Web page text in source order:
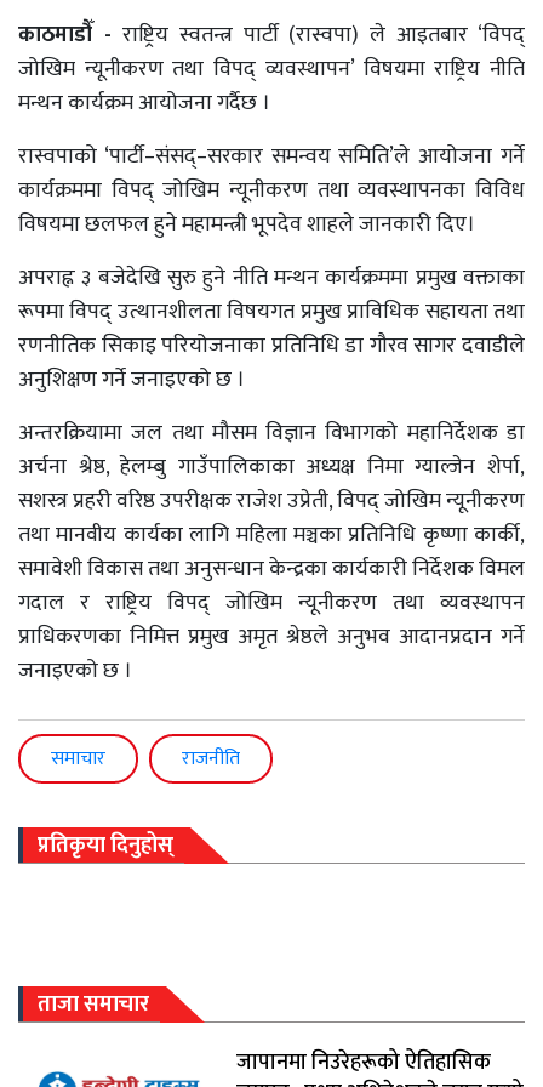
काठमाडौँ - राष्ट्रिय स्वतन्त्र पार्टी (रास्वपा) ले आइतबार ‘विपद्
जोखिम न्यूनीकरण तथा विपद् व्यवस्थापन’ विषयमा राष्ट्रिय नीति
मन्थन कार्यक्रम आयोजना गर्दैछ ।
रास्वपाको ‘पार्टी–संसद्–सरकार समन्वय समिति’ले आयोजना गर्ने
कार्यक्रममा विपद् जोखिम न्यूनीकरण तथा व्यवस्थापनका विविध
विषयमा छलफल हुने महामन्त्री भूपदेव शाहले जानकारी दिए।
अपराह्न ३ बजेदेखि सुरु हुने नीति मन्थन कार्यक्रममा प्रमुख वक्ताका
रूपमा विपद् उत्थानशीलता विषयगत प्रमुख प्राविधिक सहायता तथा
रणनीतिक सिकाइ परियोजनाका प्रतिनिधि डा गौरव सागर दवाडीले
अनुशिक्षण गर्ने जनाइएको छ ।
अन्तरक्रियामा जल तथा मौसम विज्ञान विभागको महानिर्देशक डा
अर्चना श्रेष्ठ, हेलम्बु गाउँपालिकाका अध्यक्ष निमा ग्याल्जेन शेर्पा,
सशस्त्र प्रहरी वरिष्ठ उपरीक्षक राजेश उप्रेती, विपद् जोखिम न्यूनीकरण
तथा मानवीय कार्यका लागि महिला मञ्चका प्रतिनिधि कृष्णा कार्की,
समावेशी विकास तथा अनुसन्धान केन्द्रका कार्यकारी निर्देशक विमल
गदाल र राष्ट्रिय विपद् जोखिम न्यूनीकरण तथा व्यवस्थापन
प्राधिकरणका निमित्त प्रमुख अमृत श्रेष्ठले अनुभव आदानप्रदान गर्ने
जनाइएको छ ।
समाचार राजनीति
प्रतिकृया दिनुहोस्
ताजा समाचार
जापानमा निउरेहरूको ऐतिहासिक